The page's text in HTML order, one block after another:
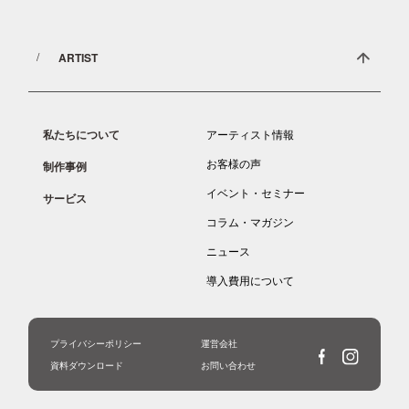
ARTIST
私たちについて
制作事例
サービス
アーティスト情報
お客様の声
イベント・セミナー
コラム・マガジン
ニュース
導入費用について
プライバシーポリシー
運営会社
資料ダウンロード
お問い合わせ